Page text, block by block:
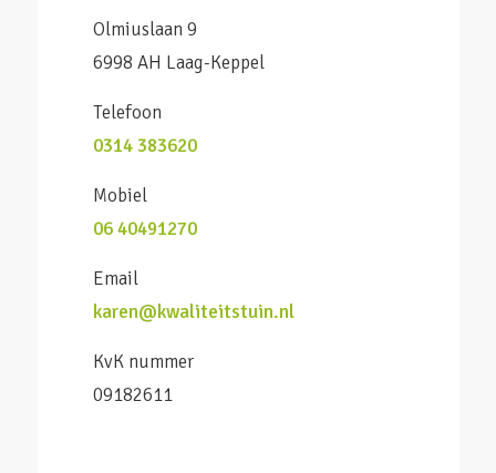
Olmiuslaan 9
6998 AH Laag-Keppel
Telefoon
0314 383620
Mobiel
06 40491270
Email
karen@kwaliteitstuin.nl
KvK nummer
09182611